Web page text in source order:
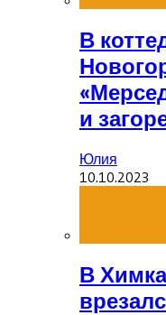
В
и
Юлия
10.10.2023
В